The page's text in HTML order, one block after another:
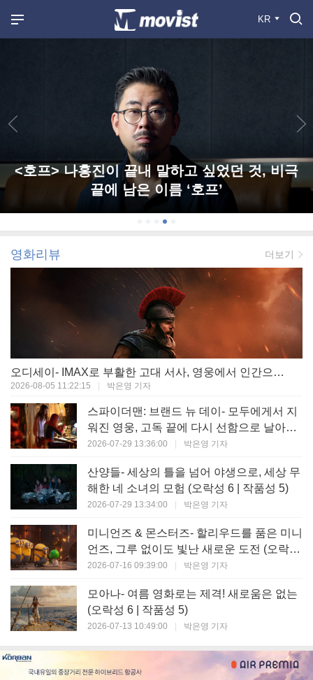
KR
<호프> 나홍진이 끝내 말하고 싶었던 것, 비극
끝에 남은 이름 ‘호프’
영화리뷰 더보기
오디세이- IMAX로 부활한 고대 서사, 영웅에서 인간으로의 귀환 (오락성 9 | 작품성 9)
2026-08-05 11:22:15 박은영 기자
스파이더맨: 브랜드 뉴 데이- 모두에게서 지
워진 영웅, 고독 끝에 다시 선함으로 날아오
르다 (오락성 8 | 작품성 8)
2026-07-29 13:36:00 박은영 기자
산양들- 세상의 틀을 넘어 야생으로, 세상 무
해한 네 소녀의 모험 (오락성 6 | 작품성 5)
2026-07-29 13:34:00 박은영 기자
미니언즈 & 몬스터즈- 할리우드를 품은 미니
언즈, 그루 없이도 빛난 새로운 도전 (오락성
7 | 작품성 6)
2026-07-16 09:39:00 박은영 기자
모아나- 여름 영화로는 제격! 새로움은 없는
(오락성 6 | 작품성 5)
2026-07-13 10:49:00 박은영 기자